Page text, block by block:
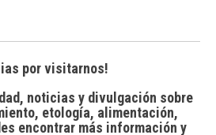
por visitarnos!
noticias y divulgación sobre
etología, alimentación,
encontrar más información y